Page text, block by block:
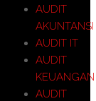
AUDIT
AKUNTANSI
AUDIT IT
AUDIT
KEUANGAN
AUDIT